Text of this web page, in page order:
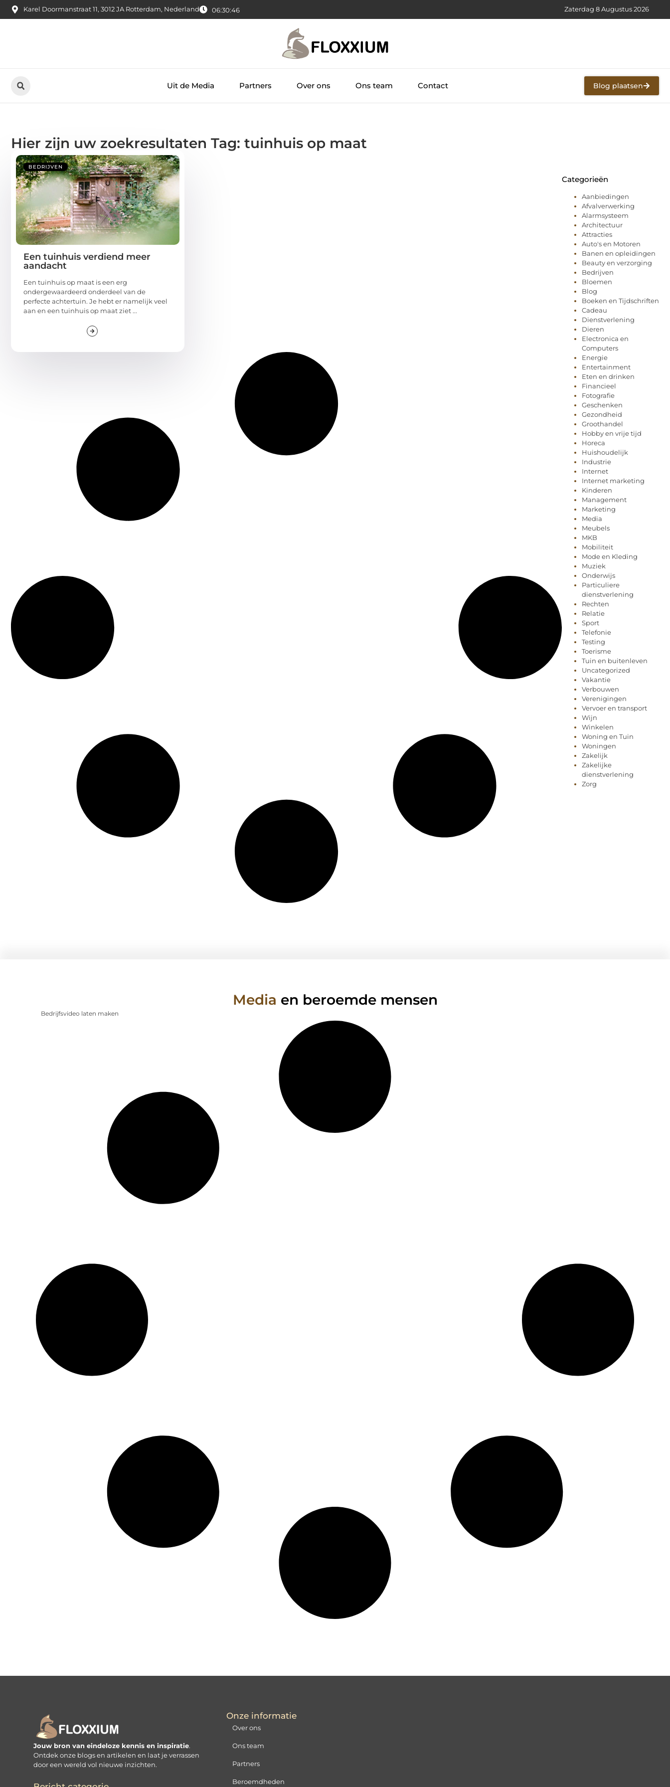
Karel Doormanstraat 11, 3012 JA Rotterdam, Nederland 06:30:46 Zaterdag 8 Augustus 2026
Uit de Media Partners Over ons Ons team Contact Blog plaatsen
Hier zijn uw zoekresultaten Tag: tuinhuis op maat
BEDRIJVEN
Een tuinhuis verdiend meer
aandacht
Een tuinhuis op maat is een erg
ondergewaardeerd onderdeel van de
perfecte achtertuin. Je hebt er namelijk veel
aan en een tuinhuis op maat ziet ...
Categorieën
Aanbiedingen
Afvalverwerking
Alarmsysteem
Architectuur
Attracties
Auto's en Motoren
Banen en opleidingen
Beauty en verzorging
Bedrijven
Bloemen
Blog
Boeken en Tijdschriften
Cadeau
Dienstverlening
Dieren
Electronica en
Computers
Energie
Entertainment
Eten en drinken
Financieel
Fotografie
Geschenken
Gezondheid
Groothandel
Hobby en vrije tijd
Horeca
Huishoudelijk
Industrie
Internet
Internet marketing
Kinderen
Management
Marketing
Media
Meubels
MKB
Mobiliteit
Mode en Kleding
Muziek
Onderwijs
Particuliere
dienstverlening
Rechten
Relatie
Sport
Telefonie
Testing
Toerisme
Tuin en buitenleven
Uncategorized
Vakantie
Verbouwen
Verenigingen
Vervoer en transport
Wijn
Winkelen
Woning en Tuin
Woningen
Zakelijk
Zakelijke
dienstverlening
Zorg
Media en beroemde mensen
Bedrijfsvideo laten maken
Jouw bron van eindeloze kennis en inspiratie.
Ontdek onze blogs en artikelen en laat je verrassen
door een wereld vol nieuwe inzichten.
Onze informatie
Over ons
Ons team
Partners
Beroemdheden